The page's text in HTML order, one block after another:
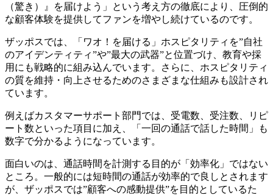
（驚き）』を届けよう」という考え方の徹底により、圧倒的
な顧客体験を提供してファンを増やし続けているのです。
ザッポスでは、「ワオ！を届ける」ホスピタリティを”自社
のアイデンティティ”や”最大の武器”と位置づけ、教育や採
用にも戦略的に組み込んでいます。さらに、ホスピタリティ
の質を維持・向上させるためのさまざまな仕組みも設計され
ています。
例えばカスタマーサポート部門では、受電数、受注数、リピ
ート数といった項目に加え、「一回の通話で話した時間」も
数字で分かるようになっています。
面白いのは、通話時間を計測する目的が「効率化」ではない
ところ。一般的には短時間の通話が効率的で良しとされます
が、ザッポスでは”顧客への感動提供”を目的としているた